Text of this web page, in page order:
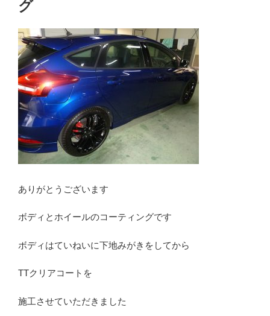
グ
ありがとうございます
ボディとホイールのコーティングです
ボディはていねいに下地みがきをしてから
TTクリアコートを
施工させていただきました